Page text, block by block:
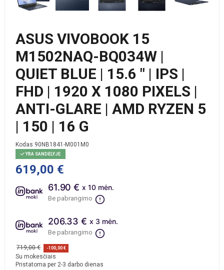
ASUS VIVOBOOK 15
M1502NAQ-BQ034W |
QUIET BLUE | 15.6 " | IPS |
FHD | 1920 X 1080 PIXELS |
ANTI-GLARE | AMD RYZEN 5
| 150 | 16 G
Kodas 90NB1841-M001M0
YRA SANDĖLYJE
619,00 €
61.90 € x 10 mėn.
Be pabrangimo
206.33 € x 3 mėn.
Be pabrangimo
719,00 € -100,00 €
Su mokesčiais
Pristatoma per 2-3 darbo dienas